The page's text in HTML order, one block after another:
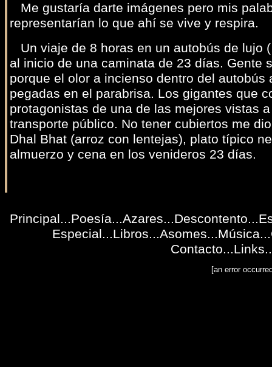
Me gustaría darte imágenes pero mis
representarían lo que ahí se vive y respira.
Un viaje de 8 horas en un autobús de lujo
al inicio de una caminata de 23 días. Gente
porque el olor a incienso dentro del
pegadas en el parabrisa. Los gigantes que
protagonistas de una de las mejores vistas
transporte público. No tener cubiertos me
Dhal Bhat (arroz con lentejas), plato típico
almuerzo y cena en los venideros 23 días.
Principal...Poesía...Azares...Descontento...
Especial...Libros...Asomes...Música...
Contacto...Links
[an error